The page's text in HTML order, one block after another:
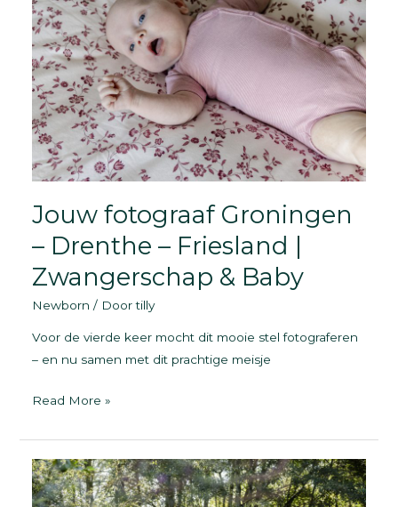
Jouw fotograaf Groningen
– Drenthe – Friesland |
Zwangerschap & Baby
Newborn / Doortilly
Voor de vierde keer mocht dit mooie stel fotograferen
– en nu samen met dit prachtige meisje
Jouw
Groningen
–
Drenthe
Read More »